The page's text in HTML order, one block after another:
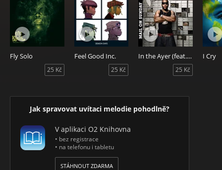
Fly Solo
25 Kč
Feel Good Inc.
25 Kč
In the Ayer (feat. will.i.am)
25 Kč
I Cry
Jak spravovat uvítaci melodie pohodlně?
V aplikaci O2 Knihovna
• bez registrace
• na telefonu i tabletu
STÁHNOUT ZDARMA